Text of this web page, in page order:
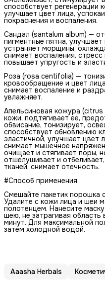
способствует регенерации
улучшает цвет лица,
покраснения и воспаления.
Сандал (santalum album) —
пигментные пятна, улучшает
устраняет морщины,
снимает воспаления,
повышает упругость и
Роза (rosa centifolia) —
кровообращение и цвет
снимает воспаление и
увлажняет.
Апельсиновая кожура
кожи, подтягивает ее,
обвисание, тонизирует,
способствует обновлению
эластичной, улучшает цвет
снимает мышечное
очищает и стягивает поры,
отшелушивает и
тканей, снимает отечность.
#Cпособ применения
Смешайте пакетик порошка
Удалите с кожи лица и шеи
полотенцем. Нанесите
шею, не затрагивая область
минут. Для максимальной
затем холодной водой.
Aaasha Herbals